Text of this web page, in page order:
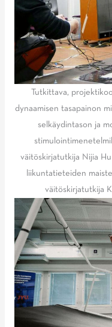
Tutkittava,
dynaamisen tasapainon
selkäydintason ja
väitöskirjatutkija Nijia
liikuntatieteiden
väitöskirjatutkija